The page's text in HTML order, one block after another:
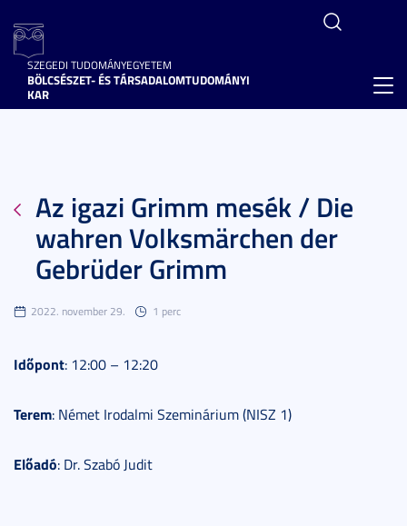
SZEGEDI TUDOMÁNYEGYETEM
BÖLCSÉSZET- ÉS TÁRSADALOMTUDOMÁNYI
KAR
Az igazi Grimm mesék / Die
wahren Volksmärchen der
Gebrüder Grimm
2022. november 29. 1 perc
Időpont: 12:00 – 12:20
Terem: Német Irodalmi Szeminárium (NISZ 1)
Előadó: Dr. Szabó Judit